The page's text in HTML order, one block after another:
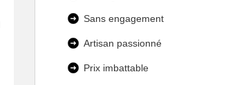
Sans engagement
Artisan passionné
Prix imbattable